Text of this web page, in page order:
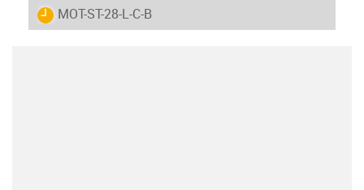
igus-icon-lieferzeit
MOT-ST-28-L-C-B